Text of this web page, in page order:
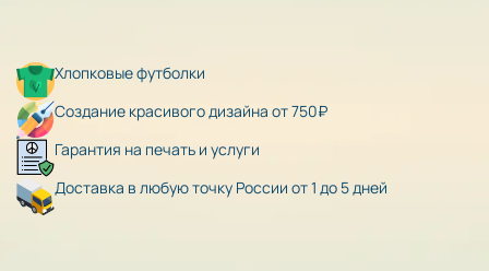
Хлопковые футболки
Создание красивого дизайна от 750₽
Гарантия на печать и услуги
Доставка в любую точку России от 1 до 5 дней